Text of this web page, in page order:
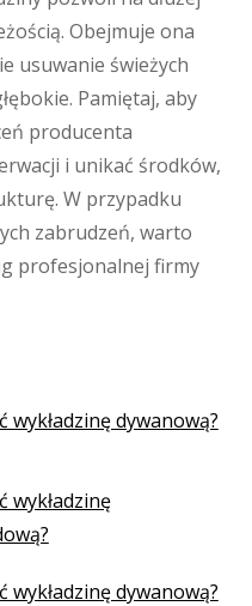
Obejmuje ona
usuwanie świeżych
Pamiętaj, aby
producenta
i unikać środków,
W przypadku
zabrudzeń, warto
profesjonalnej firmy
wykładzinę dywanową?
wykładzinę
wykładzinę dywanową?